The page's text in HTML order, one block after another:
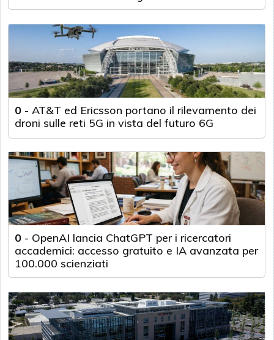
0 - AT&T ed Ericsson portano il rilevamento dei
droni sulle reti 5G in vista del futuro 6G
0 - OpenAI lancia ChatGPT per i ricercatori
accademici: accesso gratuito e IA avanzata per
100.000 scienziati